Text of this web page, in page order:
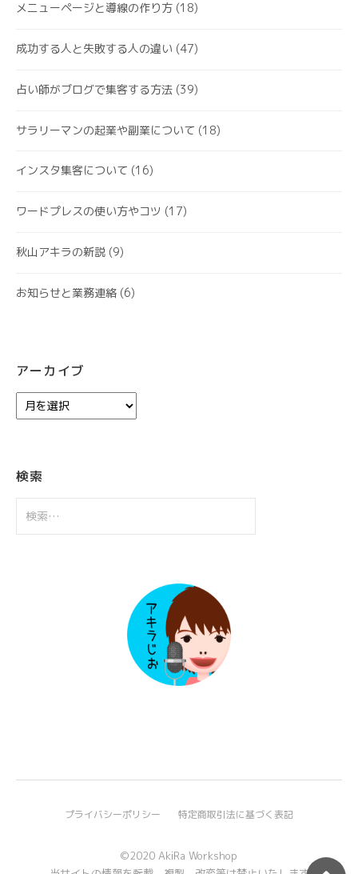
メニューページと導線の作り方 (18)
成功する人と失敗する人の違い (47)
占い師がブログで集客する方法 (39)
サラリーマンの起業や副業について (18)
インスタ集客について (16)
ワードプレスの使い方やコツ (17)
秋山アキラの新説 (9)
お知らせと業務連絡 (6)
アーカイブ
ー
ブ
検索
索:
プライバシーポリシー 特定商取引法に基づく表記
©2020 AkiRa Workshop